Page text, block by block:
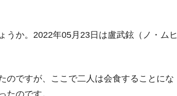
金とは？
パーリーグとは？
うか。2022年05月23日は盧武鉉（ノ・ムヒ
のですが、ここで二人は会食することにな
たのです。